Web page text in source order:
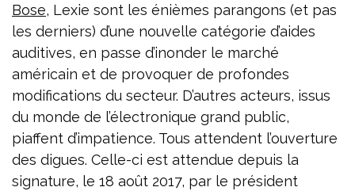
Bose, Lexie sont les énièmes parangons (et pas
les derniers) d’une nouvelle catégorie d’aides
auditives, en passe d’inonder le marché
américain et de provoquer de profondes
modifications du secteur. D’autres acteurs, issus
du monde de l’électronique grand public,
piaffent d’impatience. Tous attendent l’ouverture
des digues. Celle-ci est attendue depuis la
signature, le 18 août 2017, par le président